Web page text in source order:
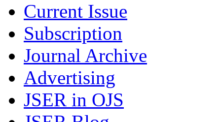
Current Issue
Subscription
Journal Archive
Advertising
JSER in OJS